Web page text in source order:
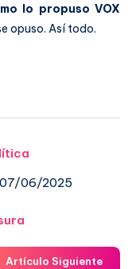
lo propuso VOX
opuso. Así todo.
07/06/2025
Artículo Siguiente